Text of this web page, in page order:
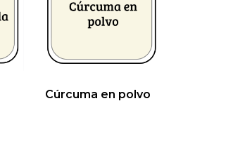
Cúrcuma en polvo